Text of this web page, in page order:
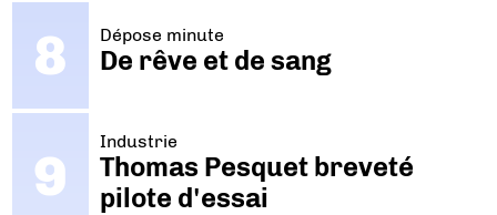
Dépose minute
De rêve et de sang
Industrie
Thomas Pesquet breveté
pilote d'essai